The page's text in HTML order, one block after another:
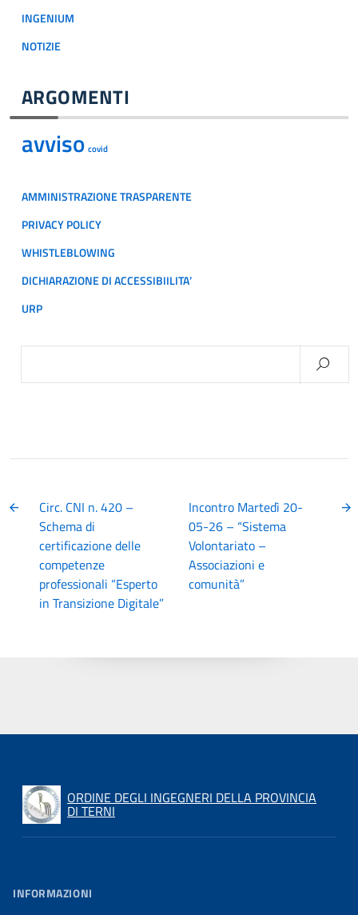
INGENIUM
NOTIZIE
ARGOMENTI
avviso covid
AMMINISTRAZIONE TRASPARENTE
PRIVACY POLICY
WHISTLEBLOWING
DICHIARAZIONE DI ACCESSIBIILITA’
URP
Circ. CNI n. 420 –
Schema di
certificazione delle
competenze
professionali “Esperto
in Transizione Digitale”
Incontro Martedì 20-
05-26 – “Sistema
Volontariato –
Associazioni e
comunità”
ORDINE DEGLI INGEGNERI DELLA PROVINCIA
DI TERNI
INFORMAZIONI